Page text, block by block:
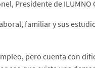
Presidente de ILUMNO
familiar y sus
pero cuenta con